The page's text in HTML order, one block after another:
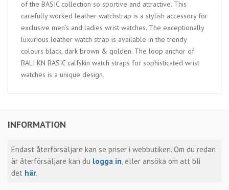
INFORMATION
Endast återförsäljare kan se priser i webbutiken. Om du redan
är återförsäljare kan du logga in, eller ansöka om att bli
det här.
of the BASIC collection so sportive and attractive. This
carefully worked leather watchstrap is a stylish accessory for
exclusive men’s and ladies wrist watches. The exceptionally
luxurious leather watch strap is available in the trendy
colours black, dark brown & golden. The loop anchor of
BALI KN BASIC calfskin watch straps for sophisticated wrist
watches is a unique design.